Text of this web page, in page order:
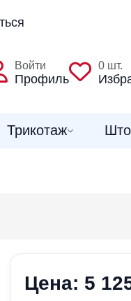
Войти
Профиль
0 шт.
Трикотаж
Цена: 5